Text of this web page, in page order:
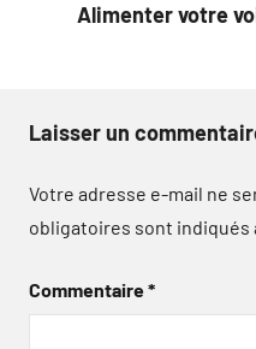
Alimenter votre
Laisser un
Votre adresse e-mail ne
obligatoires sont indiqués
Commentaire*